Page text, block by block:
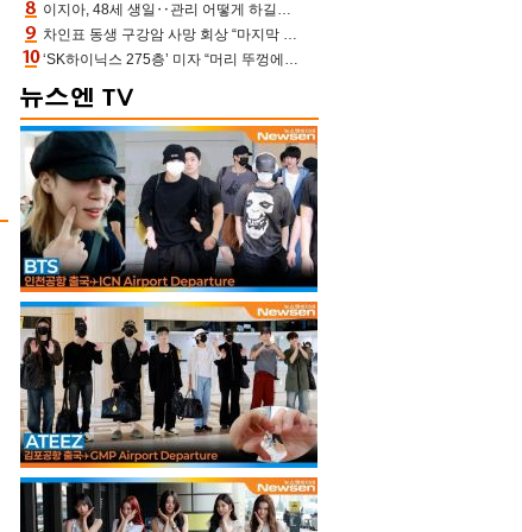
이지아, 48세 생일‥관리 어떻게 하길래 놀라운 동안 미모
차인표 동생 구강암 사망 회상 “마지막 순간 동생 손 잡아준 신애라, 두고두고 고마워” (신애라이프)
‘SK하이닉스 275층’ 미자 “머리 뚜껑에서 사, 주식만 안 해도 돈 버는 것”